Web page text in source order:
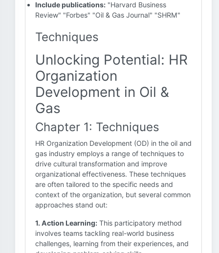
Include publications: "Harvard Business
Review" "Forbes" "Oil & Gas Journal" "SHRM"
Techniques
Unlocking Potential: HR
Organization
Development in Oil &
Gas
Chapter 1: Techniques
HR Organization Development (OD) in the oil and
gas industry employs a range of techniques to
drive cultural transformation and improve
organizational effectiveness. These techniques
are often tailored to the specific needs and
context of the organization, but several common
approaches stand out:
1. Action Learning: This participatory method
involves teams tackling real-world business
challenges, learning from their experiences, and